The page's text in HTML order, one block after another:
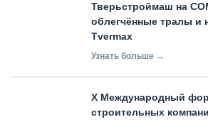
Тверьстроймаш на
облегчённые тралы и
Tvermax
Узнать больше →
X Международный
строительных